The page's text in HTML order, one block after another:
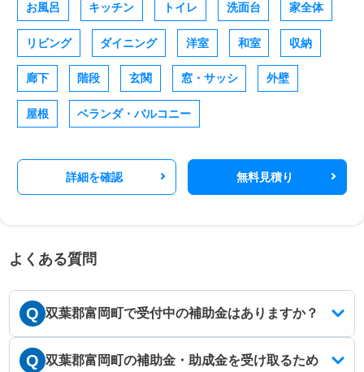
お風呂 キッチン トイレ 洗面台 家全体
リビング ダイニング 洋室 和室 収納
廊下 階段 玄関 窓・サッシ 外壁
屋根 ベランダ・バルコニー
詳細を確認 無料見積り
よくある質問
Q 双葉郡富岡町で受付中の補助金はありますか？
Q 双葉郡富岡町の補助金・助成金を受け取るため